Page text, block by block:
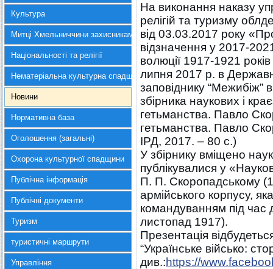
Культура
Митці Хмельниччини захисникам України
Національності та релігії
Нематеріальна культурна спадщина
Новини
Нормативна база
Оголошення (загальні)
Охорона культурної спадщини
Публічна інформація
Публічні документи
Туризм
туристичні маршрути
Управління
На виконання наказу
релігій та туризму
від 03.03.2017 року
відзначення у 2017-
волюції 1917-1921
липня 2017 р. в
заповіднику “Межибіж”
збірника наукових і
гетьманства. Павло
гетьманства. Павло
ІРД, 2017. – 80 с.)
У збірнику вміщено
публікувалися у
П. П. Скоропадському
армійського корпусу,
командуванням під час
листопад 1917).
Презентація
“Українське військо:
див.:https://